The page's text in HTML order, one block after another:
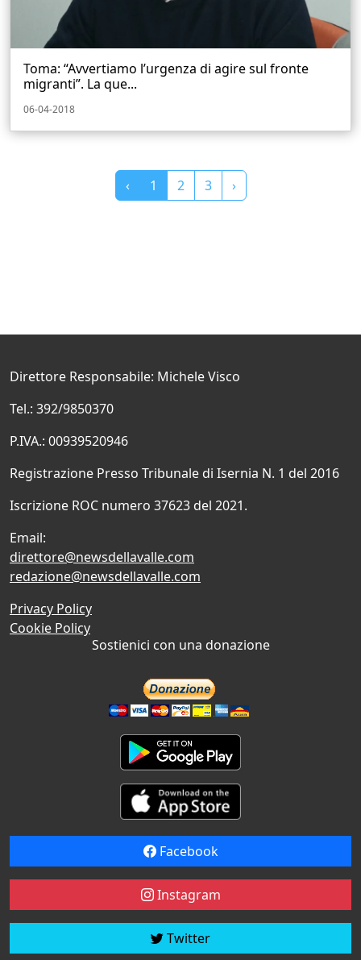
Toma: “Avvertiamo l’urgenza di agire sul fronte
migranti”. La que...
06-04-2018
‹ 1 2 3 ›
Direttore Responsabile: Michele Visco
Tel.: 392/9850370
P.IVA.: 00939520946
Registrazione Presso Tribunale di Isernia N. 1 del 2016
Iscrizione ROC numero 37623 del 2021.
Email:
direttore@newsdellavalle.com
redazione@newsdellavalle.com
Privacy Policy
Cookie Policy
Sostienici con una donazione
Facebook
Instagram
Twitter